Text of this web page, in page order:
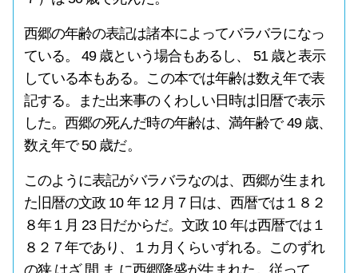
西郷の年齢の表記は諸本によってバラバラになっ
ている。 49 歳という場合もあるし、 51 歳と表示
している本もある。この本では年齢は数え年で表
記する。また出来事のくわしい日時は旧暦で表示
した。西郷の死んだ時の年齢は、満年齢で 49 歳、
数え年で 50 歳だ。
このように表記がバラバラなのは、西郷が生まれ
た旧暦の文政 10 年 12 月７日は、西暦では１８２
８年１月 23 日だからだ。文政 10 年は西暦では１
８２７年であり、１カ月くらいずれる。このずれ
の狭 はざ 間 ま に西郷隆盛が生まれた。従って、